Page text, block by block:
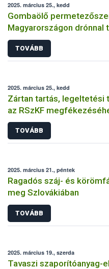
2025. március 25., kedd
Gombaölő
Magyarországon drónnal
TOVÁBB
2025. március 25., kedd
Zártan tartás, legeltetési
az RSzKF
TOVÁBB
2025. március 21., péntek
Ragadós száj- és
meg Szlovákiában
TOVÁBB
2025. március 19., szerda
Tavaszi szaporítóanyag-